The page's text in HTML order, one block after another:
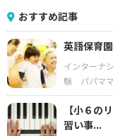
おすすめ記事
英語保育
インターナ
験
パパマ
【小６の
習い事...